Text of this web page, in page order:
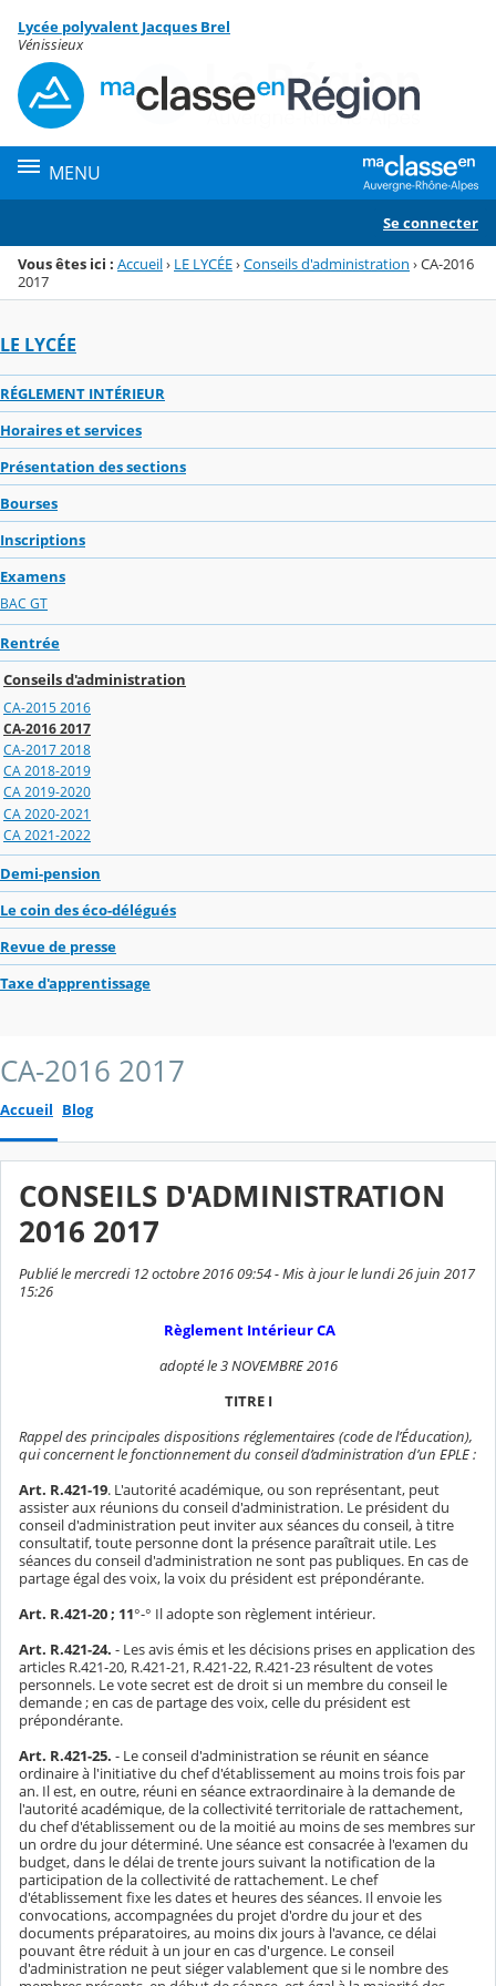
Menu de la rubrique
Contenu
Lycée polyvalent Jacques Brel
Vénissieux
MENU
Se connecter
Vous êtes ici : Accueil› LE LYCÉE›Conseils d'administration ›CA-2016
2017
LE LYCÉE
RÉGLEMENT INTÉRIEUR
Horaires et services
Présentation des sections
Bourses
Inscriptions
Examens
BAC GT
Rentrée
Conseils d'administration
CA-2015 2016
CA-2016 2017
CA-2017 2018
CA 2018-2019
CA 2019-2020
CA 2020-2021
CA 2021-2022
Demi-pension
Le coin des éco-délégués
Revue de presse
Taxe d'apprentissage
CA-2016 2017
Accueil Blog
CONSEILS D'ADMINISTRATION
2016 2017
Publié le mercredi 12 octobre 2016 09:54 - Mis à jour le lundi 26 juin 2017
15:26
Règlement Intérieur CA
adopté le 3 NOVEMBRE 2016
TITRE I
Rappel des principales dispositions réglementaires (code de l’Éducation),
qui concernent le fonctionnement du conseil d’administration d’un EPLE :
Art. R.421-19. L'autorité académique, ou son représentant, peut
assister aux réunions du conseil d'administration. Le président du
conseil d'administration peut inviter aux séances du conseil, à titre
consultatif, toute personne dont la présence paraîtrait utile. Les
séances du conseil d'administration ne sont pas publiques. En cas de
partage égal des voix, la voix du président est prépondérante.
Art. R.421-20 ; 11°-° Il adopte son règlement intérieur.
Art. R.421-24. - Les avis émis et les décisions prises en application des
articles R.421-20, R.421-21, R.421-22, R.421-23 résultent de votes
personnels. Le vote secret est de droit si un membre du conseil le
demande ; en cas de partage des voix, celle du président est
prépondérante.
Art. R.421-25. - Le conseil d'administration se réunit en séance
ordinaire à l'initiative du chef d'établissement au moins trois fois par
an. Il est, en outre, réuni en séance extraordinaire à la demande de
l'autorité académique, de la collectivité territoriale de rattachement,
du chef d'établissement ou de la moitié au moins de ses membres sur
un ordre du jour déterminé. Une séance est consacrée à l'examen du
budget, dans le délai de trente jours suivant la notification de la
participation de la collectivité de rattachement. Le chef
d'établissement fixe les dates et heures des séances. Il envoie les
convocations, accompagnées du projet d'ordre du jour et des
documents préparatoires, au moins dix jours à l'avance, ce délai
pouvant être réduit à un jour en cas d'urgence. Le conseil
d'administration ne peut siéger valablement que si le nombre des